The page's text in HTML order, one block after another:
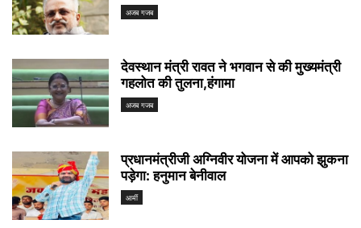
अजब गजब
देवस्थान मंत्री रावत ने भगवान से की मुख्यमंत्री
गहलोत की तुलना,हंगामा
अजब गजब
प्रधानमंत्रीजी अग्निवीर योजना में आपको झुकना
पड़ेगा: हनुमान बेनीवाल
आर्मी